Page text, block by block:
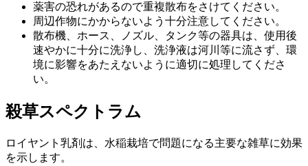
薬害の恐れがあるので重複散布をさけてください。
周辺作物にかからないよう十分注意してください。
散布機、ホース、ノズル、タンク等の器具は、使用後
速やかに十分に洗浄し、洗浄液は河川等に流さず、環
境に影響をあたえないように適切に処理してくださ
い。
殺草スペクトラム
ロイヤント乳剤は、水稲栽培で問題になる主要な雑草に効果
を示します。